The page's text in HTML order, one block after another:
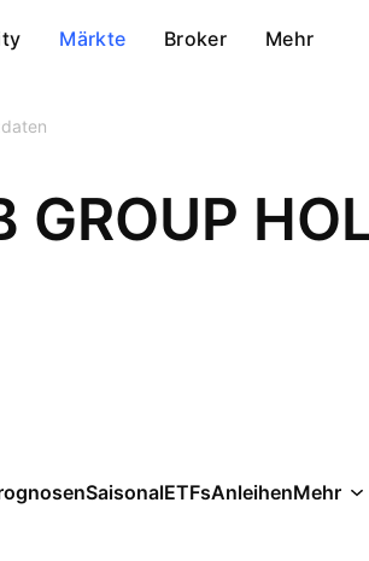
Märkte Broker Mehr
GROUP
SaisonalETFsAnleihenMehr